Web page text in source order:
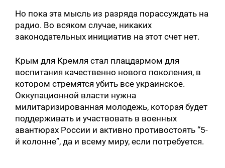
Но пока эта мысль из разряда порассуждать на
радио. Во всяком случае, никаких
законодательных инициатив на этот счет нет.
Крым для Кремля стал плацдармом для
воспитания качественно нового поколения, в
котором стремятся убить все украинское.
Оккупационной власти нужна
милитаризированная молодежь, которая будет
поддерживать и участвовать в военных
авантюрах России и активно противостоять “5-
й колонне”, да и всему миру, если потребуется.